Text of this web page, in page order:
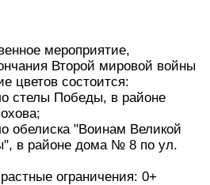
мероприятие,
Второй мировой войны
цветов состоится:
стелы Победы, в районе
обелиска "Воинам Великой
в районе дома № 8 по ул.
ограничения: 0+